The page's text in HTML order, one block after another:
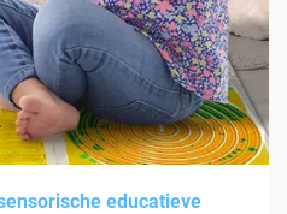
educatieve